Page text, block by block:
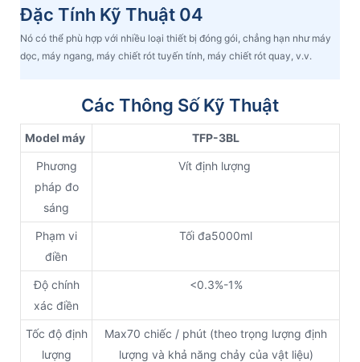
Đặc Tính Kỹ Thuật 04
Nó có thể phù hợp với nhiều loại thiết bị đóng gói, chẳng hạn như máy
dọc, máy ngang, máy chiết rót tuyến tính, máy chiết rót quay, v.v.
Các Thông Số Kỹ Thuật
Model máy TFP-3BL
Phương
pháp đo
sáng
Vít định lượng
Phạm vi
điền
Tối đa5000ml
Độ chính
xác điền
<0.3%-1%
Tốc độ định
lượng
Max70 chiếc / phút (theo trọng lượng định
lượng và khả năng chảy của vật liệu)